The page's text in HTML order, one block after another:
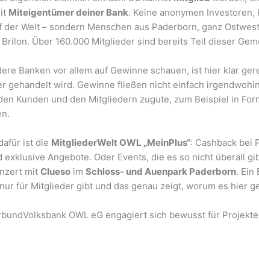
Miteigentümer deiner Bank. Keine anonymen Investoren,
der Welt – sondern Menschen aus Paderborn, ganz
Über 160.000 Mitglieder sind bereits Teil dieser
Banken vor allem auf Gewinne schauen, ist hier klar
gehandelt wird. Gewinne fließen nicht einfach
Kunden und den Mitgliedern zugute, zum Beispiel in
ist die MitgliederWelt OWL „MeinPlus“: Cashback bei
exklusive Angebote. Oder Events, die es so nicht überall
mitClueso imSchloss- und Auenpark Paderborn. Ein
für Mitglieder gibt und das genau zeigt, worum es hier
OWL eG engagiert sich bewusst für